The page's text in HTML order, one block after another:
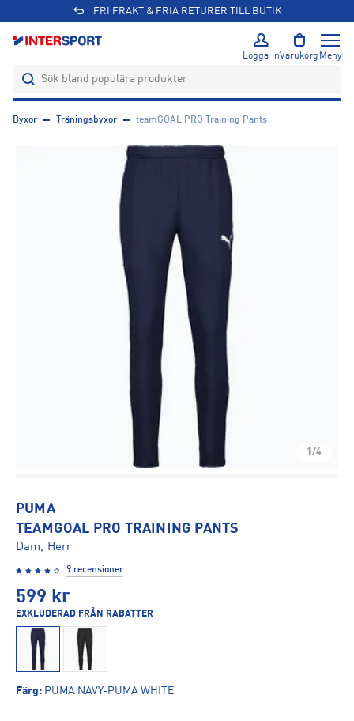
FRI FRAKT & FRIA RETURER TILL BUTIK
Logga inVarukorg Meny
Byxor Träningsbyxor teamGOAL PRO Training Pants
1/4
PUMA
TEAMGOAL PRO TRAINING PANTS
Dam, Herr
9 recensioner
599 kr
EXKLUDERAD FRÅN RABATTER
Färg: PUMA NAVY-PUMA WHITE